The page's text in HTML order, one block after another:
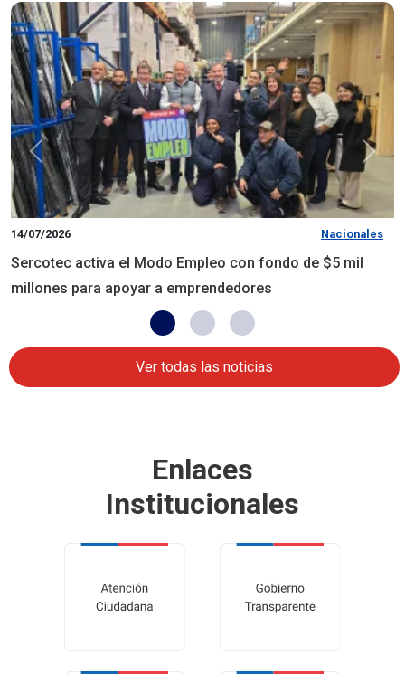
14/07/2026 Nacionales
Sercotec activa el Modo Empleo con fondo de $5 mil
millones para apoyar a emprendedores
Ver todas las noticias
Enlaces
Institucionales